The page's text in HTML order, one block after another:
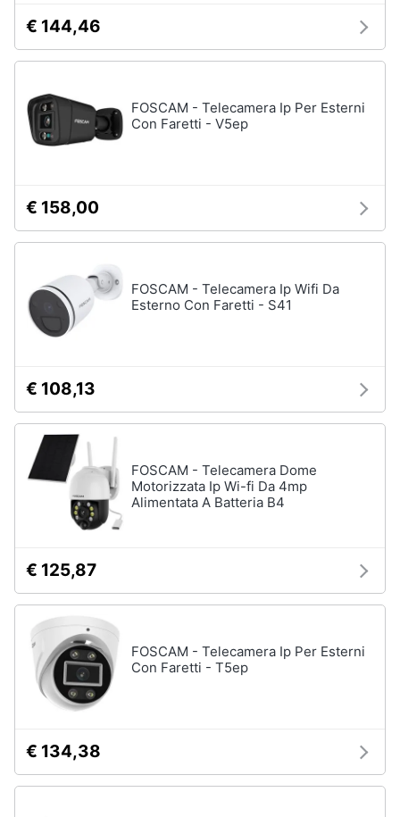
€ 144,46
FOSCAM - Telecamera Ip Per Esterni
Con Faretti - V5ep
€ 158,00
FOSCAM - Telecamera Ip Wifi Da
Esterno Con Faretti - S41
€ 108,13
FOSCAM - Telecamera Dome
Motorizzata Ip Wi-fi Da 4mp
Alimentata A Batteria B4
€ 125,87
FOSCAM - Telecamera Ip Per Esterni
Con Faretti - T5ep
€ 134,38